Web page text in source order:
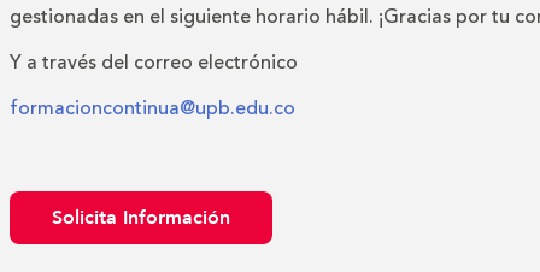
gestionadas en el siguiente horario hábil. ¡Gracias por tu
Y a través del correo electrónico
formacioncontinua@upb.edu.co
Solicita Información